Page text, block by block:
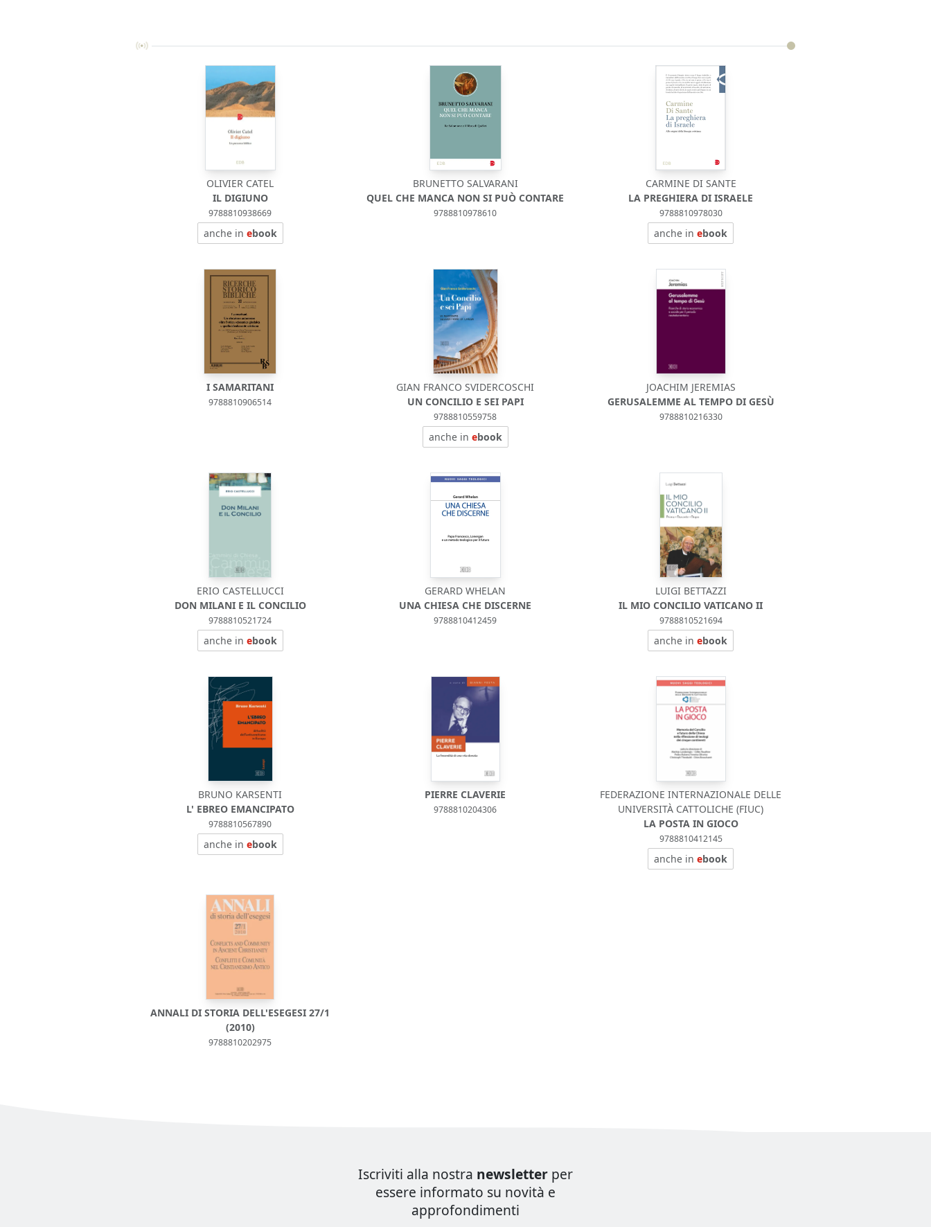
OLIVIER CATEL
IL DIGIUNO
9788810938669
anche in ebook
BRUNETTO SALVARANI
QUEL CHE MANCA NON SI PUÒ CONTARE
9788810978610
CARMINE DI SANTE
LA PREGHIERA DI ISRAELE
9788810978030
anche inebook
I SAMARITANI
9788810906514
GIAN FRANCO SVIDERCOSCHI
UN CONCILIO E SEI PAPI
9788810559758
anche in ebook
JOACHIM JEREMIAS
GERUSALEMME AL TEMPO DI GESÙ
9788810216330
ERIO CASTELLUCCI
DON MILANI E IL CONCILIO
9788810521724
anche in ebook
GERARD WHELAN
UNA CHIESA CHE DISCERNE
9788810412459
LUIGI BETTAZZI
IL MIO CONCILIO VATICANO II
9788810521694
anche inebook
BRUNO KARSENTI
L' EBREO EMANCIPATO
9788810567890
anche in ebook
PIERRE CLAVERIE
9788810204306
FEDERAZIONE INTERNAZIONALE DELLE
UNIVERSITÀ CATTOLICHE (FIUC)
LA POSTA IN GIOCO
9788810412145
anche inebook
ANNALI DI STORIA DELL'ESEGESI 27/1
(2010)
9788810202975
Iscriviti alla nostra newsletter per
essere informato su novità e
approfondimenti